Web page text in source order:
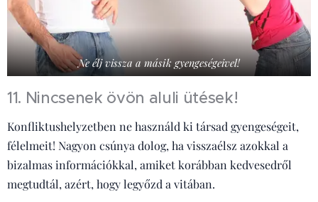
Ne élj vissza a másik gyengeségeivel!
11. Nincsenek övön aluli ütések!
Konfliktushelyzetben ne használd ki társad gyengeségeit,
félelmeit! Nagyon csúnya dolog, ha visszaélsz azokkal a
bizalmas információkkal, amiket korábban kedvesedről
megtudtál, azért, hogy legyőzd a vitában.